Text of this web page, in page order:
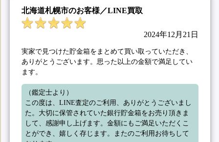
北海道札幌市のお客様／LINE買取
2024年12月21日
実家で見つけた貯金箱をまとめて買い取っていただき、
ありがとうございます。思った以上の金額で満足してい
ます。
（鑑定士より）
この度は、LINE査定のご利用、ありがとうございまし
た。大切に保管されていた銀行貯金箱をお売り頂きま
して、感謝申し上げます。金額にもご満足いただくこ
とができ、嬉しく存じます。またのご利用お待ちして